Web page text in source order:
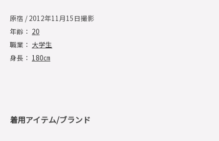
原宿 / 2012年11月15日撮影
年齢： 20
職業： 大学生
身長： 180㎝
着用アイテム/ブランド